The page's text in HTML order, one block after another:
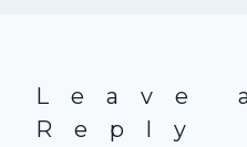
Leave
Reply